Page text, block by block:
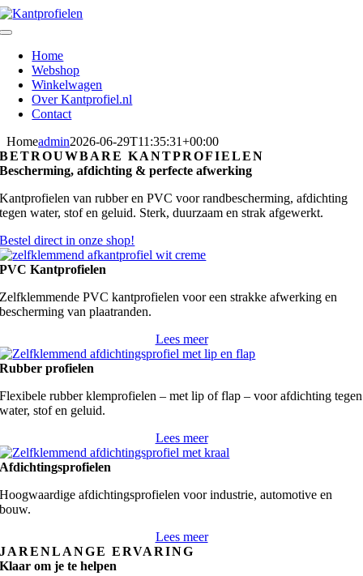
Skip
to
Toggle
NavigationHome
Webshop
Winkelwagen
Over Kantprofiel.nl
Contact
Homeadmin2026-06-29T11:35:31+00:00
BETROUWBARE KANTPROFIELEN
Bescherming, afdichting & perfecte afwerking
Kantprofielen van rubber en PVC voor randbescherming, afdichting
tegen water, stof en geluid. Sterk, duurzaam en strak afgewerkt.
Bestel direct in onze shop!
PVC Kantprofielen
Zelfklemmende PVC kantprofielen voor een strakke afwerking en
bescherming van plaatranden.
Lees meer
Rubber profielen
Flexibele rubber klemprofielen – met lip of flap – voor afdichting tegen
water, stof en geluid.
Lees meer
Afdichtingsprofielen
Hoogwaardige afdichtingsprofielen voor industrie, automotive en
bouw.
Lees meer
JARENLANGE ERVARING
Klaar om je te helpen